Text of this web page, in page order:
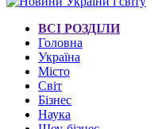
ВСІ РОЗДІЛИ
Головна
Україна
Місто
Світ
Бізнес
Наука